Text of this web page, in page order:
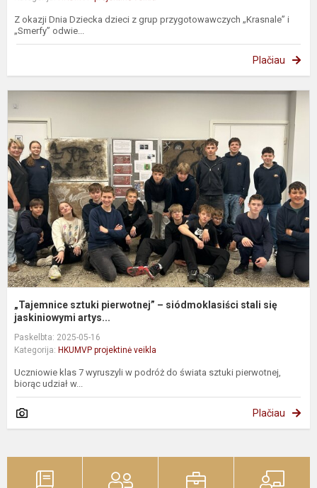
Z okazji Dnia Dziecka dzieci z grup przygotowawczych „Krasnale” i
„Smerfy” odwie...
Plačiau
„Tajemnice sztuki pierwotnej” – siódmoklasiści stali się
jaskiniowymi artys...
Paskelbta: 2025-05-16
Kategorija: HKUMVP projektinė veikla
Uczniowie klas 7 wyruszyli w podróż do świata sztuki pierwotnej,
biorąc udział w...
Plačiau